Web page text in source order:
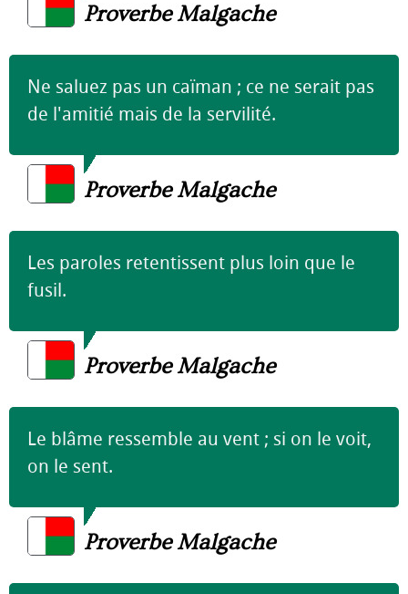
Proverbe Malgache
Ne saluez pas un caïman ; ce ne serait pas
de l'amitié mais de la servilité.
Proverbe Malgache
Les paroles retentissent plus loin que le
fusil.
Proverbe Malgache
Le blâme ressemble au vent ; si on le voit,
on le sent.
Proverbe Malgache